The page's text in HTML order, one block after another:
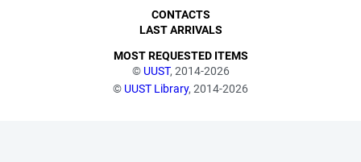
© UUST, 2014-2026
© UUST Library, 2014-2026
CONTACTS
LAST ARRIVALS
MOST REQUESTED ITEMS